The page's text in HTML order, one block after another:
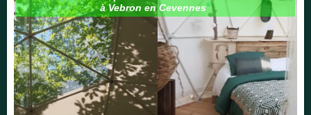
à Vebron en Cevennes